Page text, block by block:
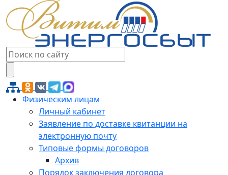
Физическим лицам
Личный кабинет
Заявление по доставке квитанции на
электронную почту
Типовые формы договоров
Архив
Порядок заключения договора